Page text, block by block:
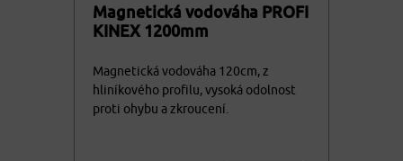
Magnetická vodováha PROFI
KINEX 1200mm
Magnetická vodováha 120cm, z
hliníkového profilu, vysoká odolnost
proti ohybu a zkroucení.